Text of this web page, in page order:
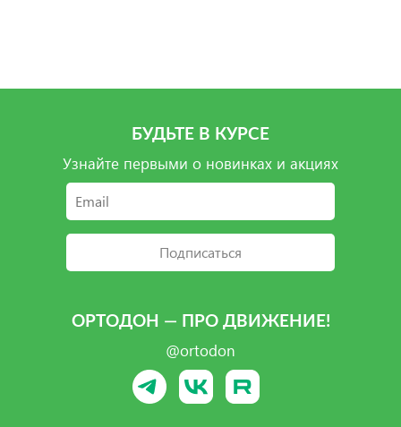
БУДЬТЕ В КУРСЕ
Узнайте первыми о новинках и акциях
Подписаться
ОРТОДОН — ПРО ДВИЖЕНИЕ!
@ortodon